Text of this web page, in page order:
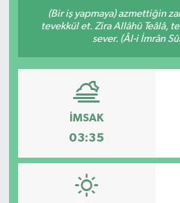
(Bir iş yapmaya) azmettiğin
tevekkül et. Zira Allâhü Teâlâ,
sever. (Âl-i İmrân
İMSAK
03:35
Haber Arşivi